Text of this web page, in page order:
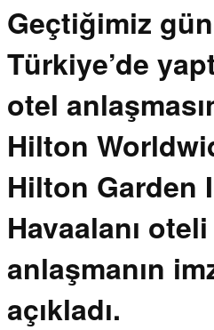
Geçtiğimiz
Türkiye’de
otel
Hilton
Hilton Garden
Havaalanı
anlaşmanın
açıkladı.